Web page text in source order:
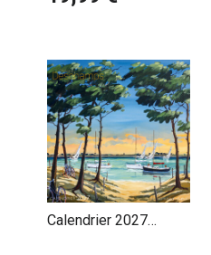
Calendrier 2027